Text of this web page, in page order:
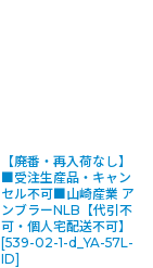
【廃番・再入荷なし】
■受注生産品・キャン
セル不可■山崎産業 ア
ンブラーNLB【代引不
可・個人宅配送不可】
[539-02-1-d_YA-57L-
ID]